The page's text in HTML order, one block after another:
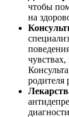
чтобы
на
родителя